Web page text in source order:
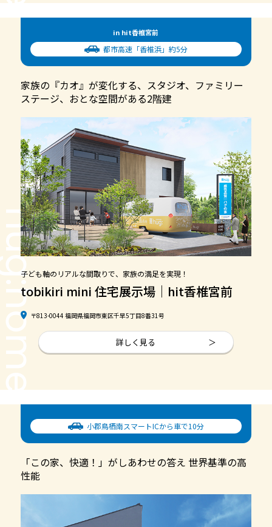
in hit香椎宮前
都市高速「香椎浜」約5分
家族の『カオ』が変化する、スタジオ、ファミリー
ステージ、おとな空間がある2階建
子ども軸のリアルな間取りで、家族の満足を実現！
tobikiri mini 住宅展示場｜hit香椎宮前
〒813-0044 福岡県福岡市東区千早5丁目8番31号
詳しく見る
小郡鳥栖南スマートICから車で10分
「この家、快適！」がしあわせの答え 世界基準の高
性能